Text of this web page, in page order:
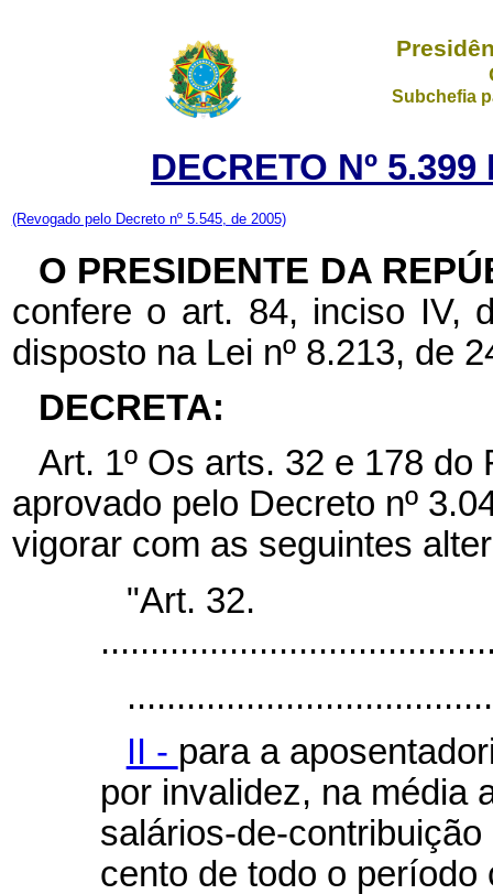
Subchefia
DECRETO Nº
(Revogado pelo Decreto nº 5.545, de 2005)
O PRESIDENTE DA
confere o art. 84, inciso IV,
disposto na Lei nº 8.213, de
DECRETA:
Art. 1º Os arts. 32 e 178
aprovado pelo Decreto nº
vigorar com as seguintes
"Art. 32.
II - para a
por invalidez, na média
salários-de-
cento de todo o período